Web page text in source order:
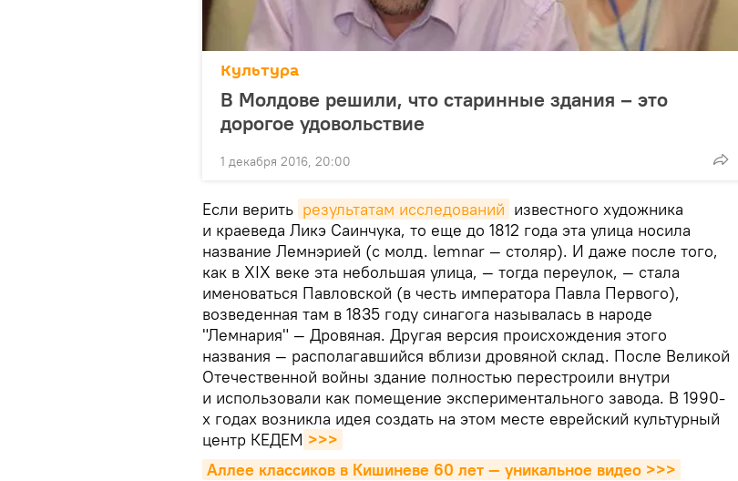
Культура
В Молдове решили, что старинные здания – это
дорогое удовольствие
1 декабря 2016, 20:00
Если верить результатам исследований известного художника
и краеведа Ликэ Саинчука, то еще до 1812 года эта улица носила
название Лемнэрией (с молд. lemnar — столяр). И даже после того,
как в XIX веке эта небольшая улица, — тогда переулок, — стала
именоваться Павловской (в честь императора Павла Первого),
возведенная там в 1835 году синагога называлась в народе
"Лемнария" — Дровяная. Другая версия происхождения этого
названия — располагавшийся вблизи дровяной склад. После Великой
Отечественной войны здание полностью перестроили внутри
и использовали как помещение экспериментального завода. В 1990-
х годах возникла идея создать на этом месте еврейский культурный
центр КЕДЕМ >>>
Аллее классиков в Кишиневе 60 лет — уникальное видео >>>